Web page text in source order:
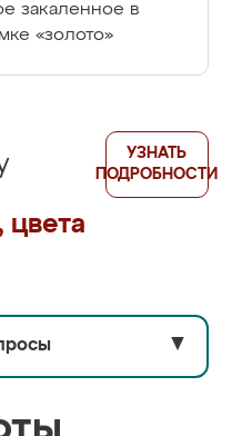
закаленное в
«золото»
УЗНАТЬ
ПОДРОБНОСТИ
▼